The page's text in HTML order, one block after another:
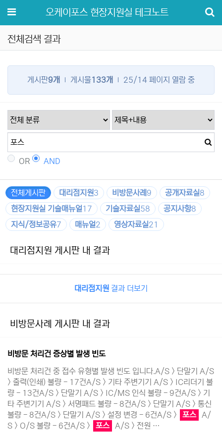
메뉴 오케이포스 현장지원실 테크노트
전체검색 결과
게시판9개 게시물133개 25/14 페이지 열람 중
OR AND
전체게시판 대리점지원3 비방문사례 9 공개자료실8
현장지원실 기술매뉴얼 17 기술자료실58 공지사항8
지식/정보공유7 매뉴얼2 영상자료실21
대리점지원 게시판 내 결과
대리점지원 결과 더보기
비방문사례 게시판 내 결과
비방문 처리건 증상별 발생 빈도
비방문 처리건 중 접수 유형별 발생 빈도 입니다.A/S > 단말기 A/S
> 출력(인쇄) 불량 - 17건A/S > 기타 주변기기 A/S > IC리더기 불
량 - 13건A/S > 단말기 A/S > IC/MS 인식 불량 - 9건A/S > 기
타 주변기기 A/S > 서명패드 불량 - 8건A/S > 단말기 A/S > 통신
불량 - 8건A/S > 단말기 A/S > 설정 변경 - 6건A/S >
포스
A/
S > O/S 불량 - 6건A/S >
포스 A/S > 전원 …